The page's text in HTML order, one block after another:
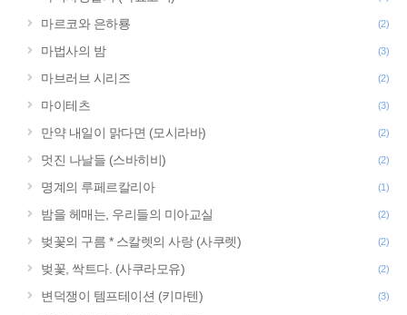
마르코와 은하룡 (2)
마법사의 밤 (3)
마브러브 시리즈 (2)
마이테츠 (3)
만약 내일이 맑다면 (모시라바) (2)
멋진 나날들 (스바히비) (2)
명계의 루페르칼리아 (1)
밤을 헤매는, 우리들의 미아교실 (2)
벚꽃의 구름 * 스칼렛의 사랑 (사쿠렛) (2)
벚꽃, 싹트다. (사쿠라모유) (2)
변덕쟁이 템프테이션 (키마텐) (3)